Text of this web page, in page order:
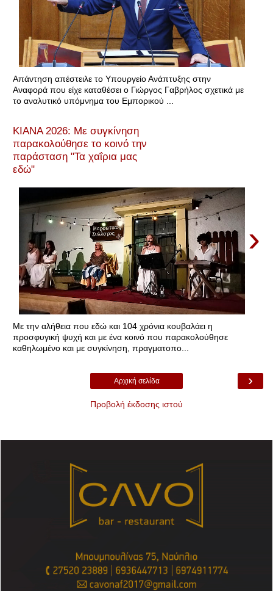
Απάντηση απέστειλε το Υπουργείο Ανάπτυξης στην
Αναφορά που είχε καταθέσει ο Γιώργος Γαβρήλος σχετικά με
το αναλυτικό υπόμνημα του Εμπορικού ...
ΚΙΑΝΑ 2026: Με συγκίνηση
παρακολούθησε το κοινό την
παράσταση "Τα χαΐρια μας
εδώ"
›
Με την αλήθεια που εδώ και 104 χρόνια κουβαλάει η
προσφυγική ψυχή και με ένα κοινό που παρακολούθησε
καθηλωμένο και με συγκίνηση, πραγματοπο...
›
Αρχική σελίδα
Προβολή έκδοσης ιστού